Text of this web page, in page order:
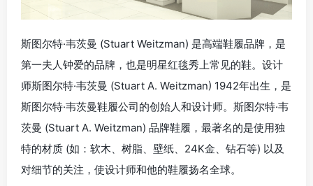
斯图尔特·韦茨曼 (Stuart Weitzman) 是高端鞋履品牌，是
第一夫人钟爱的品牌，也是明星红毯秀上常见的鞋。设计
师斯图尔特·韦茨曼 (Stuart A. Weitzman) 1942年出生，是
斯图尔特·韦茨曼鞋履公司的创始人和设计师。斯图尔特·韦
茨曼 (Stuart A. Weitzman) 品牌鞋履，最著名的是使用独
特的材质 (如：软木、树脂、壁纸、24K金、钻石等) 以及
对细节的关注，使设计师和他的鞋履扬名全球。